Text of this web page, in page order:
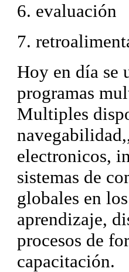
6. evaluación
7.
Hoy en día se
programas
Multiples
electronicos,
sistemas de
globales en
aprendizaje,
procesos de
capacitación.